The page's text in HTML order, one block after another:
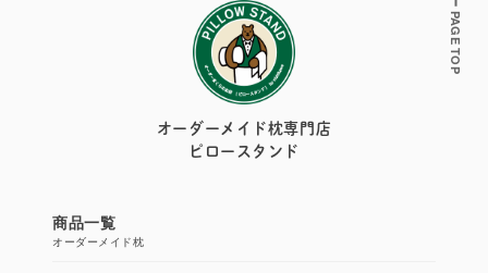
オーダーメイド枕専門店
ピロースタンド
商品一覧
オーダーメイド枕
PAGE TOP